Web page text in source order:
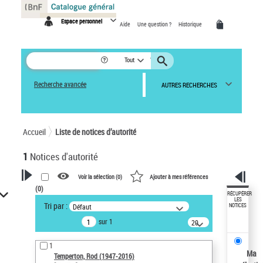
Espace personnel Aide Une question ? Historique
Tout
Recherche avancée AUTRES RECHERCHES
Accueil Liste de notices d’autorité
1 Notices d'autorité
VOTRE RECHERCHE
Recherche avancée dans les
notices d’autorité
Œuvres liées à l'auteur :
Temperton, Rod (1947-2016)
Voir la sélection (0) Ajouter à mes références
(0)
Tri par : Défaut
sur 1
20
résultats/page
1
Temperton, Rod (1947-2016)
RÉCUPÉRER
LES
NOTICES
Ma
Panneau de gestion des cookies